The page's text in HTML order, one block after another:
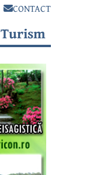
CONTACT
Turism